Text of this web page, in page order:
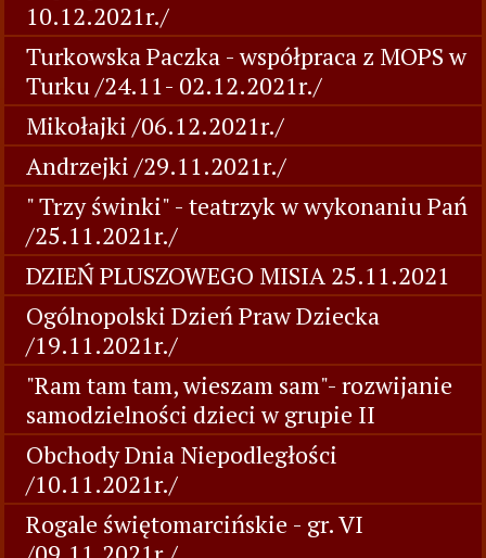
10.12.2021r./
Turkowska Paczka - współpraca z MOPS w
Turku /24.11- 02.12.2021r./
Mikołajki /06.12.2021r./
Andrzejki /29.11.2021r./
" Trzy świnki" - teatrzyk w wykonaniu Pań
/25.11.2021r./
DZIEŃ PLUSZOWEGO MISIA 25.11.2021
Ogólnopolski Dzień Praw Dziecka
/19.11.2021r./
"Ram tam tam, wieszam sam"- rozwijanie
samodzielności dzieci w grupie II
Obchody Dnia Niepodległości
/10.11.2021r./
Rogale świętomarcińskie - gr. VI